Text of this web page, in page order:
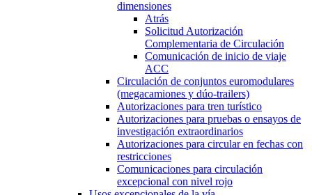
dimensiones
Atrás
Solicitud Autorización
Complementaria de Circulación
Comunicación de inicio de viaje
ACC
Circulación de conjuntos euromodulares
(megacamiones y dúo-trailers)
Autorizaciones para tren turístico
Autorizaciones para pruebas o ensayos de
investigación extraordinarios
Autorizaciones para circular en fechas con
restricciones
Comunicaciones para circulación
excepcional con nivel rojo